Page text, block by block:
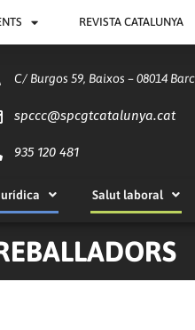
REVISTA CATALUNYA
C/ Burgos 59, Baixos – 08014
spccc@spcgtcatalunya.cat
935 120 481
Salut laboral